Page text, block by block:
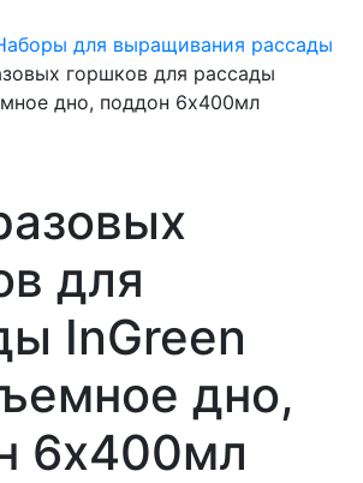
для выращивания рассады
горшков для рассады
дно, поддон 6х400мл
для
InGreen
дно,
6х400мл